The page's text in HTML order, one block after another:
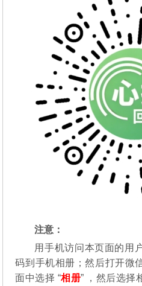
注意：
用手机访问本页面的用
码到手机相册；然后打开微
面中选择 “相册” ，然后选择